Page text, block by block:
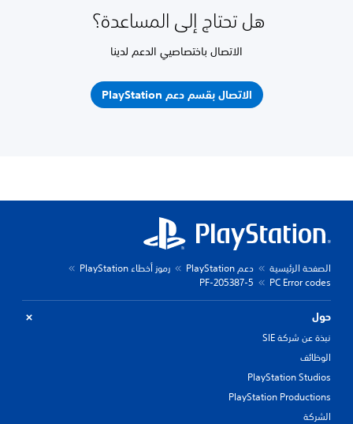
هل تحتاج إلى المساعدة؟
الاتصال باختصاصيي الدعم لدينا
الاتصال بقسم دعم PlayStation
الصفحة الرئيسية دعم PlayStation
رموز أخطاء PlayStation
PC Error codes
PF-205387-5
حول
نبذة عن شركة SIE
الوظائف
PlayStation Studios
PlayStation Productions
الشركة